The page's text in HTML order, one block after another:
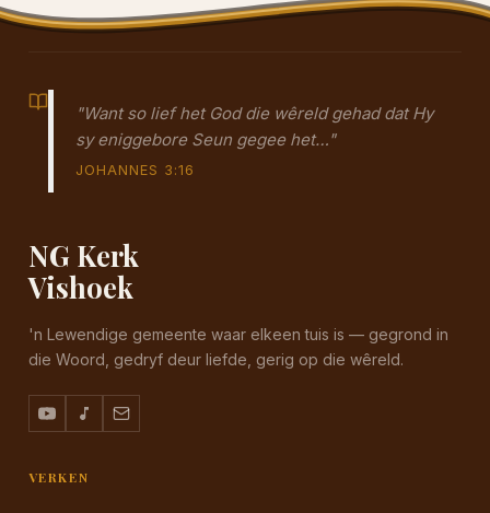
"Want so lief het God die wêreld gehad dat Hy
sy eniggebore Seun gegee het…"
JOHANNES 3:16
NG Kerk
Vishoek
'n Lewendige gemeente waar elkeen tuis is — gegrond in
die Woord, gedryf deur liefde, gerig op die wêreld.
VERKEN